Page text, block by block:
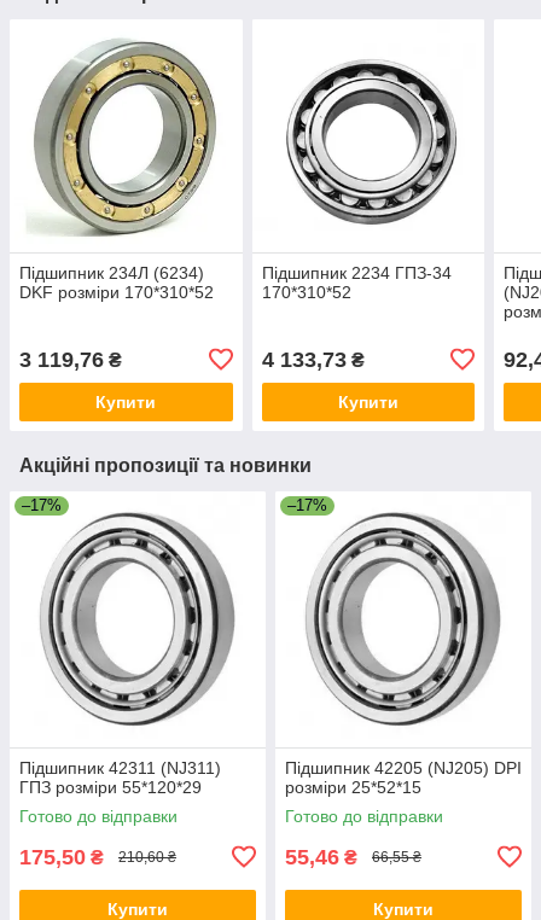
Підшипник 234Л (6234)
DKF розміри 170*310*52
3 119,76 ₴
Купити
Підшипник 2234 ГПЗ-34
170*310*52
4 133,73₴
Купити
Акційні пропозиції та новинки
–17%
Підшипник 42311 (NJ311)
ГПЗ розміри 55*120*29
Готово до відправки
175,50 ₴ 210,60 ₴
Купити
–17%
Підшипник 42205 (NJ205) DPI
розміри 25*52*15
Готово до відправки
55,46 ₴ 66,55 ₴
Купити